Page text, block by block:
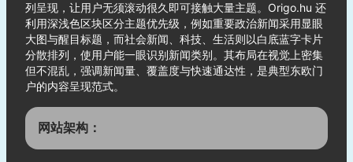
列呈现，让用户无须滚动很久即可接触大量主题。Origo.hu 还
利用深浅色区块区分主题优先级，例如重要政治新闻采用显眼
大图与醒目标题，而社会新闻、科技、生活则以白底蓝字卡片
分散排列，使用户能一眼识别新闻类别。其布局在视觉上密集
但不混乱，强调新闻量、覆盖度与快速通达性，是典型东欧门
户的内容呈现范式。
网站架构：